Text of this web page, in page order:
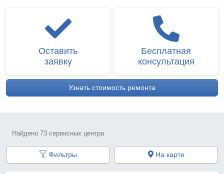
Оставить
заявку
Бесплатная
консультация
Узнать стоимость ремонта
Найдено 73 сервисных центра
Фильтры На карте